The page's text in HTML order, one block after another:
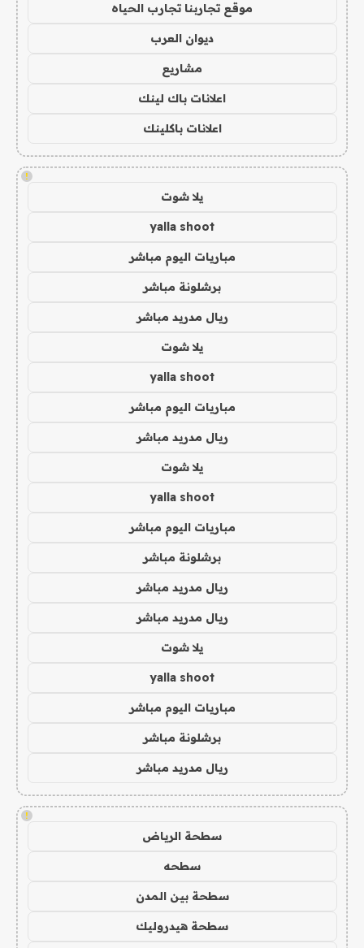
موقع تجاربنا تجارب الحياه
ديوان العرب
مشاريع
اعلانات باك لينك
اعلانات باكلينك
!
يلا شوت
yalla shoot
مباريات اليوم مباشر
برشلونة مباشر
ريال مدريد مباشر
يلا شوت
yalla shoot
مباريات اليوم مباشر
ريال مدريد مباشر
يلا شوت
yalla shoot
مباريات اليوم مباشر
برشلونة مباشر
ريال مدريد مباشر
ريال مدريد مباشر
يلا شوت
yalla shoot
مباريات اليوم مباشر
برشلونة مباشر
ريال مدريد مباشر
!
سطحة الرياض
سطحه
سطحة بين المدن
سطحة هيدروليك